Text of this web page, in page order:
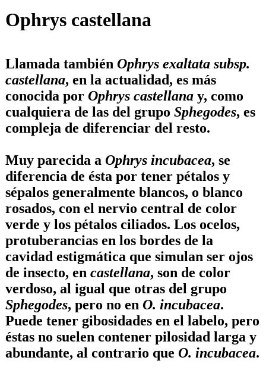
Ophrys castellana
Llamada también Ophrys exaltata subsp.
castellana, en la actualidad, es más
conocida por Ophrys castellana y, como
cualquiera de las del grupo Sphegodes, es
compleja de diferenciar del resto.
Muy parecida a Ophrys incubacea, se
diferencia de ésta por tener pétalos y
sépalos generalmente blancos, o blanco
rosados, con el nervio central de color
verde y los pétalos ciliados. Los ocelos,
protuberancias en los bordes de la
cavidad estigmática que simulan ser ojos
de insecto, en castellana, son de color
verdoso, al igual que otras del grupo
Sphegodes, pero no en O. incubacea.
Puede tener gibosidades en el labelo, pero
éstas no suelen contener pilosidad larga y
abundante, al contrario que O. incubacea.